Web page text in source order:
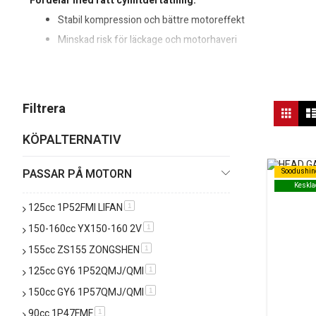
Stabil kompression och bättre motoreffekt
Minskad risk för läckage och motorhaveri
Visa
som
Rutnät
Filtrera
KÖPALTERNATIV
PASSAR PÅ MOTORN
125cc 1P52FMI LIFAN 1
150-160cc YX150-160 2V 1
155cc ZS155 ZONGSHEN 1
125cc GY6 1P52QMJ/QMI 1
150cc GY6 1P57QMJ/QMI 1
1